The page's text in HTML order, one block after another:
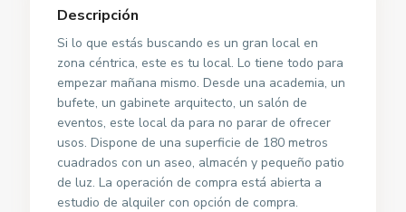
Descripción
Si lo que estás buscando es un gran local en
zona céntrica, este es tu local. Lo tiene todo para
empezar mañana mismo. Desde una academia, un
bufete, un gabinete arquitecto, un salón de
eventos, este local da para no parar de ofrecer
usos. Dispone de una superficie de 180 metros
cuadrados con un aseo, almacén y pequeño patio
de luz. La operación de compra está abierta a
estudio de alquiler con opción de compra.